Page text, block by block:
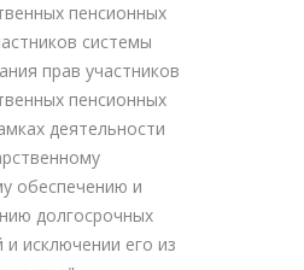
пенсионных
системы
прав участников
пенсионных
деятельности
обеспечению и
долгосрочных
и исключении его из